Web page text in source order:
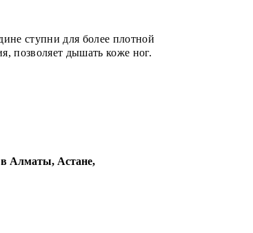
ступни для более плотной
позволяет дышать коже ног.
в Алматы, Астане,